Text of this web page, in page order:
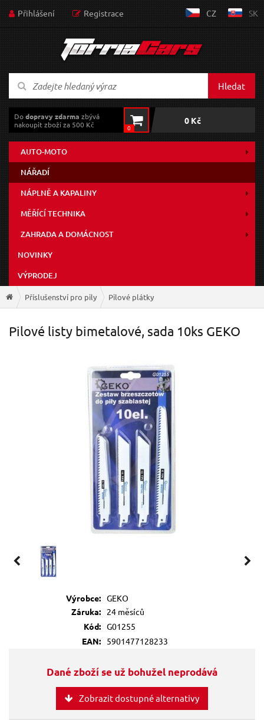
Přihlášení Registrace CZ SK
Hledat
Dodopravy zdarma zbývá
nakoupit zboží za 500 Kč
0
0 Kč
AUTO-MOTO
NÁŘADÍ
NÁPLNĚ A KAPALINY
MĚŘÍCÍ TECHNIKA
ZAHRADA A DOMÁCNOST
NOVINKY
VÝPRODEJ
Příslušenství pro pily Pilové plátky
Pilové listy bimetalové, sada 10ks GEKO
Výrobce: GEKO
Záruka:
24 měsíců
Kód: G01255
EAN:
5901477128233
Dané zboží se už bohužel neprodává
Zobrazit dostupné alternativy